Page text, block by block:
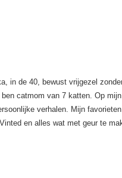
in de 40, bewust vrijgezel
ben catmom van 7 katten. Op
verhalen. Mijn
en alles wat met geur te